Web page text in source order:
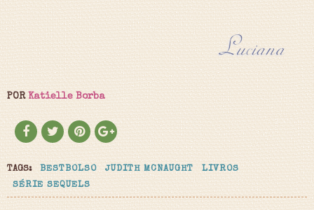
PORKatielle Borba
TAGS: BESTBOLSO JUDITH MCNAUGHT
LIVROS
SÉRIE SEQUELS